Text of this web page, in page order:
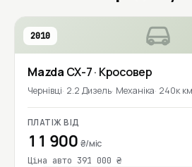
2010
Mazda CX-7· Кросовер
Чернівці 2.2 Дизель Механіка 240к км
ПЛАТІЖ ВІД
11 900 ₴/міс
Ціна авто 391 000 ₴